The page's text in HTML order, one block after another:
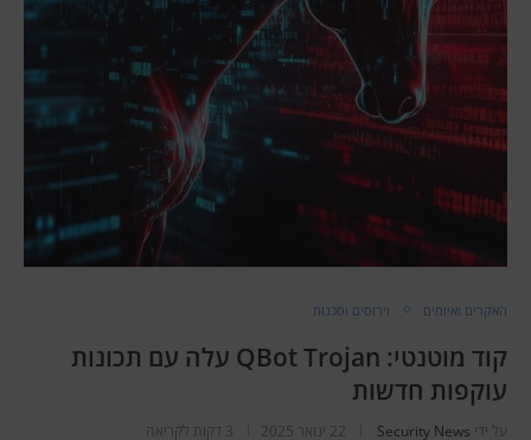
האקרים ואיומים וירוסים וסכנות
קוד מוטנטי: QBot Trojan עלה עם תכונות
עוקפות חדשות
על ידי Security News 22 ינואר 2025 3 דקות לקריאה